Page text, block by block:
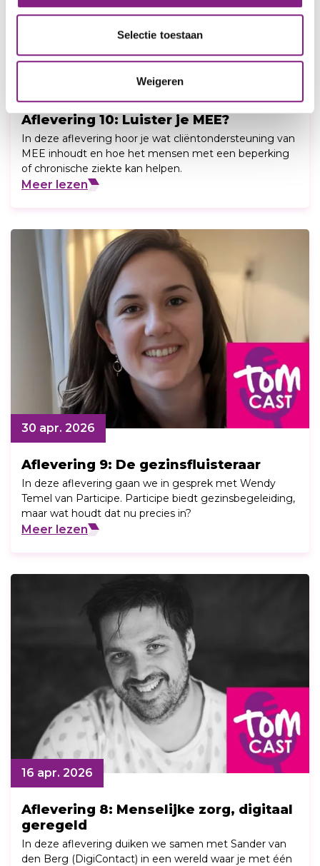
Selectie toestaan
Weigeren
Aflevering 10: Luister je MEE?
In deze aflevering hoor je wat cliëntondersteuning van
MEE inhoudt en hoe het mensen met een beperking
of chronische ziekte kan helpen.
Meer lezen
Aflevering 9: De gezinsfluisteraar
30 apr. 2026
In deze aflevering gaan we in gesprek met Wendy
Temel van Participe. Participe biedt gezinsbegeleiding,
maar wat houdt dat nu precies in?
Meer lezen
Aflevering 8: Menselijke zorg, digitaal
geregeld
16 apr. 2026
In deze aflevering duiken we samen met Sander van
den Berg (DigiContact) in een wereld waar je met één